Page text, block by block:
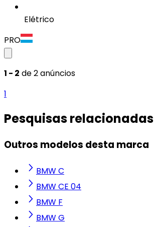
Elétrico
PRO
1 - 2 de 2 anúncios
1
Pesquisas relacionadas
Outros modelos desta marca
BMW C
BMW CE 04
BMW F
BMW G